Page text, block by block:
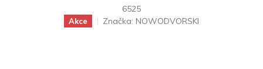
6525
Akce Značka: NOWODVORSKI